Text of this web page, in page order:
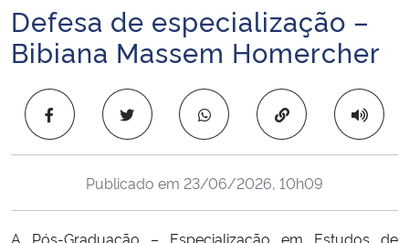
Ministério da Infraestrutura
Ministério da Agricultura, Pecuária e Abastecimento
Ministério da Educação
Ministério da Cidadania
Início do conteúdo
Defesa de especialização –
Bibiana Massem Homercher
Copiar para área
Publicado em 23/06/2026, 10h09
A Pós-Graduação – Especialização em Estudos de